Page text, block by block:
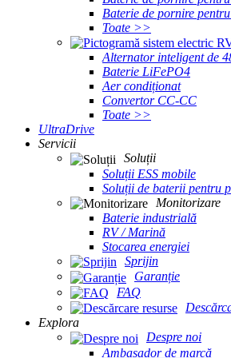
Baterie de pornire
Toate >>
Alternator inteligent de
Baterie LiFePO4
Aer condiționat
Convertor CC-CC
Toate >>
UltraDrive
Servicii
Soluții
Soluții ESS mobile
Soluții de baterii pentru
Monitorizare
Baterie industrială
RV / Marină
Stocarea energiei
Sprijin
Garanție
FAQ
Explora
Despre noi
Ambasador de marcă